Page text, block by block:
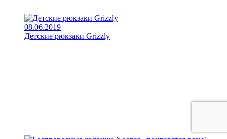
08.06.2019
Детские рюкзаки Grizzly